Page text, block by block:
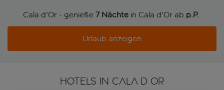
Cala d'Or - genieße 7 Nächte in Cala d'Or ab p.P.
Urlaub anzeigen
HOTELS IN CALA D OR